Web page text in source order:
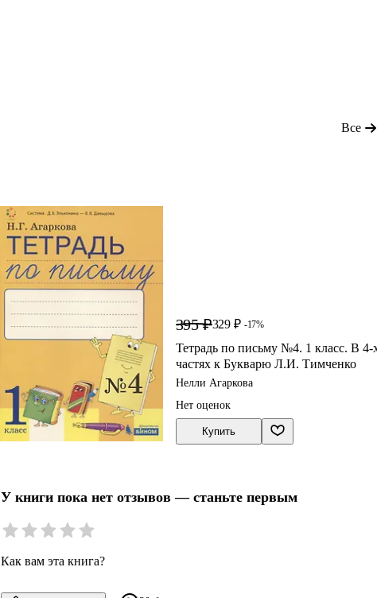
Все
395 ₽329 ₽ -17%
Тетрадь по письму №4. 1 класс. В 4-
частях к Букварю Л.И. Тимченко
Нелли Агаркова
Нет оценок
Купить
У книги пока нет отзывов — станьте первым
Как вам эта книга?